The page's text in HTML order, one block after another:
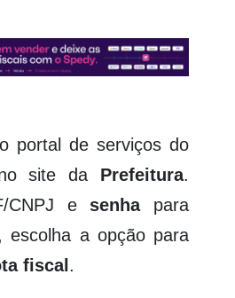
portal de serviços do
site da Prefeitura.
CNPJ e senhapara
escolha a opção para
fiscal .